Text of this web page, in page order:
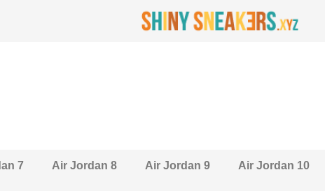
7 Air Jordan 8 Air Jordan 9 Air Jordan 10